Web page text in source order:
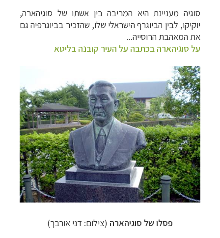
סוגיה מעניינת היא המריבה בין אשתו של סוגיהארה,
יוקיקו, לבין הביוגרף הישראלי שלו, שהזכיר בביוגרפיה גם
את המאהבת הרוסייה...
על סוגיהארה בכתבה על העיר קובנה בליטא
פסלו של סוגיהארה (צילום: דני אורבך)